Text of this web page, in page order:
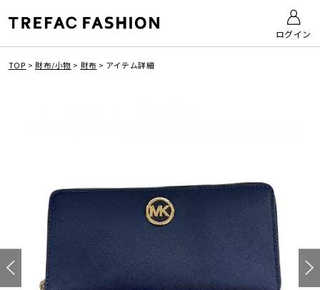
ログイン
TOP > 財布/小物 > 財布 > アイテム詳細